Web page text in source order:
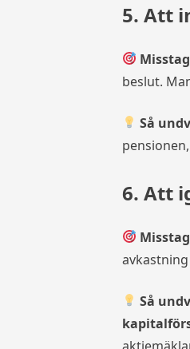
5. Att
beslut.
Så
6. Att
Så